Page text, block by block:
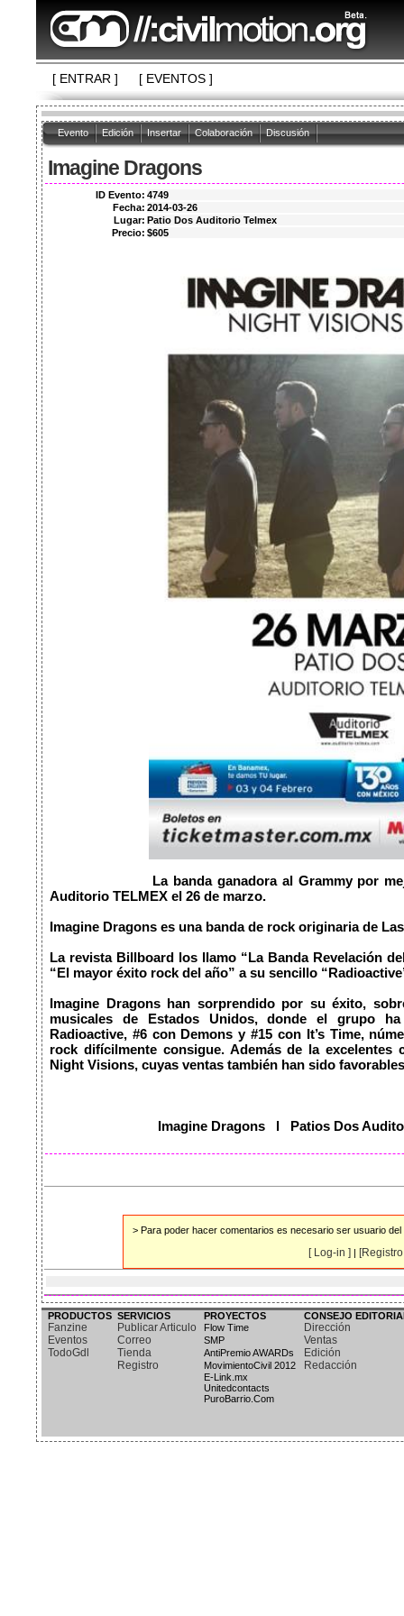
[ EVENTOS ]
[ ENTRAR ]
Evento Edición Insertar Colaboración Discusión
Imagine Dragons
ID Evento: 4749
Fecha: 2014-03-26
Lugar: Patio Dos Auditorio Telmex
Precio: $605
Auditorio TELMEX el 26 de marzo.
Imagine Dragons es una banda de rock originaria de
La revista Billboard los llamo “La Banda Revelación
“El mayor éxito rock del año” a su sencillo
Imagine Dragons han sorprendido por su éxito,
musicales de Estados Unidos, donde el grupo
Radioactive, #6 con Demons y #15 con It’s Time,
rock difícilmente consigue. Además de la
Night Visions, cuyas ventas también han sido favorables
Imagine Dragons   l
> Para poder hacer comentarios es necesario ser usuario del
[ Log-in ] | [Registro
PRODUCTOS SERVICIOS PROYECTOS CONSEJO
Fanzine Publicar Articulo Flow Time
Dirección
Eventos
Correo SMP
Ventas
TodoGdl
Tienda AntiPremio AWARDs
Edición
Registro
MovimientoCivil 2012 Redacción
E-Link.mx
Unitedcontacts
PuroBarrio.Com